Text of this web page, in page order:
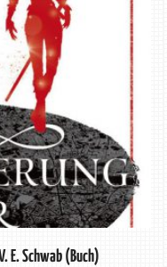
E. Schwab (Buch)